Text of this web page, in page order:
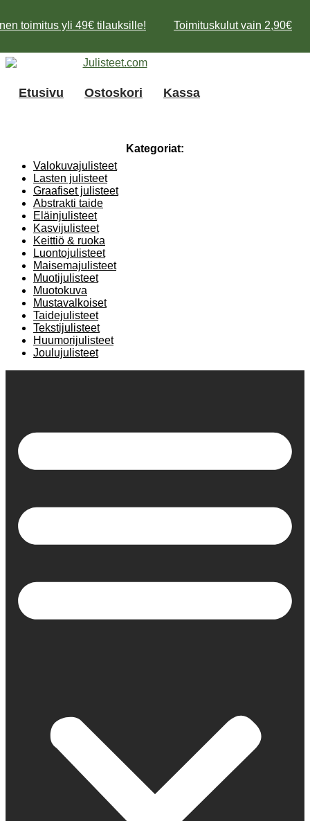
toimitus yli 49€ tilauksille! Toimituskulut vain 2,90€
Mene
sisältöön
Etusivu Ostoskori Kassa
Kategoriat:
Valokuvajulisteet
Lasten julisteet
Graafiset julisteet
Abstrakti taide
Eläinjulisteet
Kasvijulisteet
Keittiö & ruoka
Luontojulisteet
Maisemajulisteet
Muotijulisteet
Muotokuva
Mustavalkoiset
Taidejulisteet
Tekstijulisteet
Huumorijulisteet
Joulujulisteet